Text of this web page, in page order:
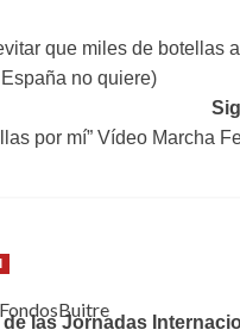
que miles de botellas
no quiere)
por mí” Vídeo Marcha
las Jornadas